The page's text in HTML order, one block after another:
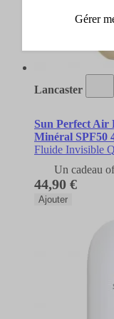
Lancaster
Sun Perfect Air
Minéral SPF50
Fluide Invisible
Un cadeau
44,90 €
Ajouter
Gérer